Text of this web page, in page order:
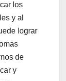
los
y al
lograr
de
y